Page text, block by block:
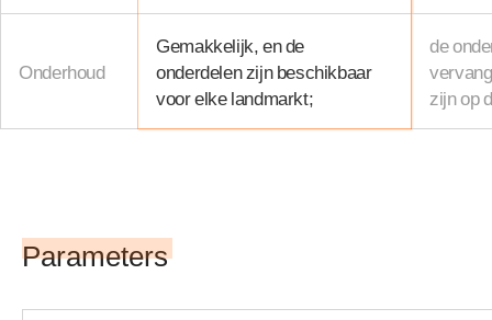
Onderhoud
Gemakkelijk, en de
onderdelen zijn beschikbaar
voor elke landmarkt;
de
zijn op
Parameters